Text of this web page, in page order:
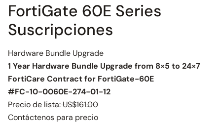
FortiGate 60E Series
Suscripciones
Hardware Bundle Upgrade
1 Year Hardware Bundle Upgrade from 8×5 to 24×7
FortiCare Contract for FortiGate-60E
#FC-10-0060E-274-01-12
Precio de lista:US$161.00
Contáctenos para precio